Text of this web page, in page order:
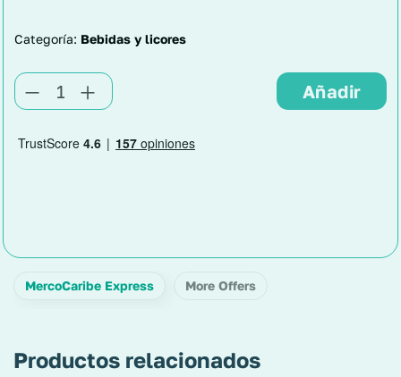
Categoría: Bebidas y licores
MercoCaribe Express More Offers
Productos relacionados